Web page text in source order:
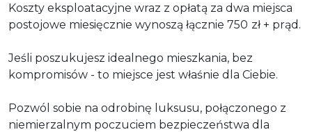
Koszty eksploatacyjne wraz z opłatą za dwa miejsca
postojowe miesięcznie wynoszą łącznie 750 zł + prąd.
Jeśli poszukujesz idealnego mieszkania, bez
kompromisów - to miejsce jest właśnie dla Ciebie.
Pozwól sobie na odrobinę luksusu, połączonego z
niemierzalnym poczuciem bezpieczeństwa dla